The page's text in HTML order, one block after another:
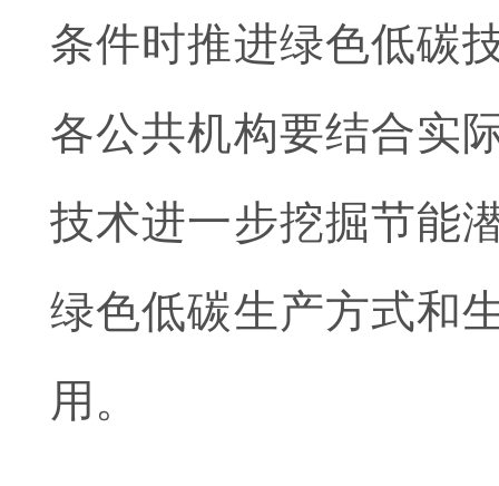
条件时推进绿色低碳
各公共机构要结合实
技术进一步挖掘节能
绿色低碳生产方式和
用。